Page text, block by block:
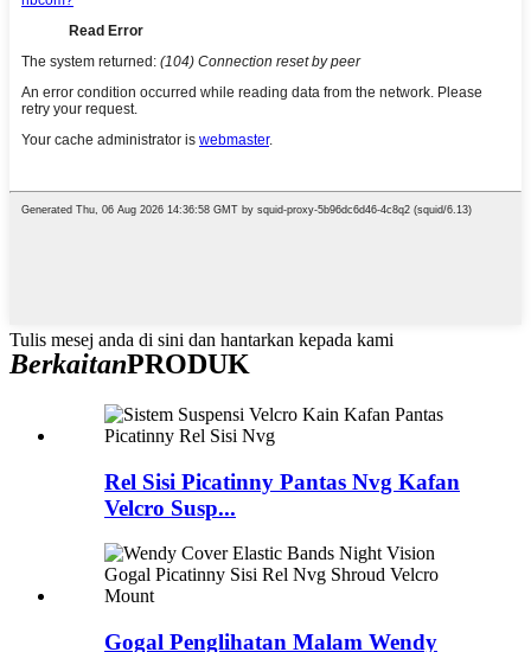
Tulis mesej anda di sini dan hantarkan kepada kami
BerkaitanPRODUK
Rel Sisi Picatinny Pantas Nvg Kafan
Velcro Susp...
Gogal Penglihatan Malam Wendy